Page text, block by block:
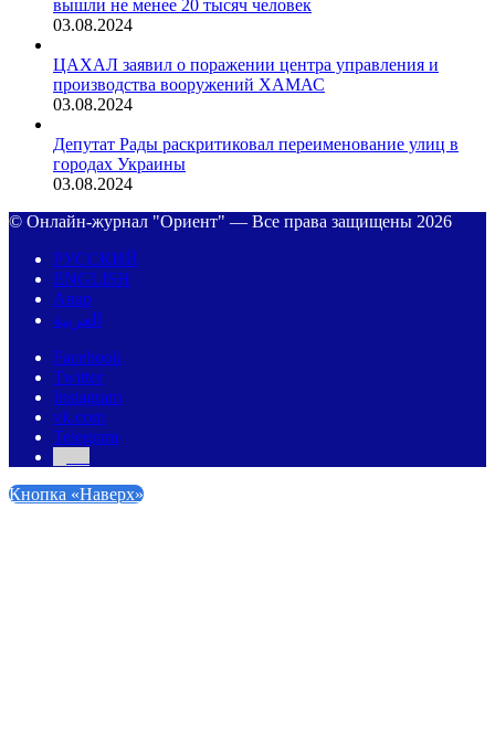
вышли не менее 20 тысяч человек
03.08.2024
ЦАХАЛ заявил о поражении центра управления и
производства вооружений ХАМАС
03.08.2024
Депутат Рады раскритиковал переименование улиц в
городах Украины
03.08.2024
© Онлайн-журнал "Ориент" — Все права защищены 2026
РУССКИЙ
ENGLISH
Авар
العربية
Facebook
Twitter
Instagram
vk.com
Telegram
Кнопка «Наверх»